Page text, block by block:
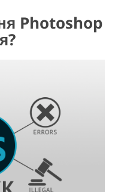
Photoshop